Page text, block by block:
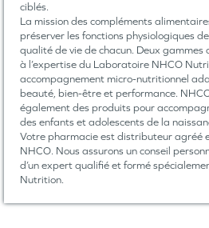
ciblés.
La mission des compléments
préserver les fonctions physiologiques
qualité de vie de chacun. Deux
à l’expertise du Laboratoire NHCO
accompagnement micro-nutritionnel
beauté, bien-être et performance.
également des produits pour
des enfants et adolescents de la
Votre pharmacie est distributeur agréé
NHCO. Nous assurons un conseil
d’un expert qualifié et formé
Nutrition.